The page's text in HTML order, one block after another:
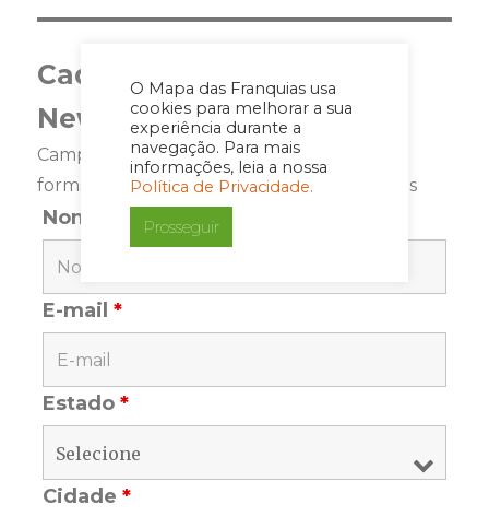
O Mapa das Franquias usa
cookies para melhorar a sua
experiência durante a
navegação. Para mais
informações, leia a nossa
Política de Privacidade.
Prosseguir
Cadastre-se para a
Newsletter
Campos marcados com <span class="ninja-
forms-req-symbol">*</span> são requeridos
Nome
E-mail*
Estado*
Cidade*